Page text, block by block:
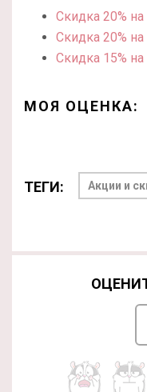
Скидка 20%
Скидка 20% на
Скидка 15%
МОЯ ОЦЕНКА:
ТЕГИ: Акции и